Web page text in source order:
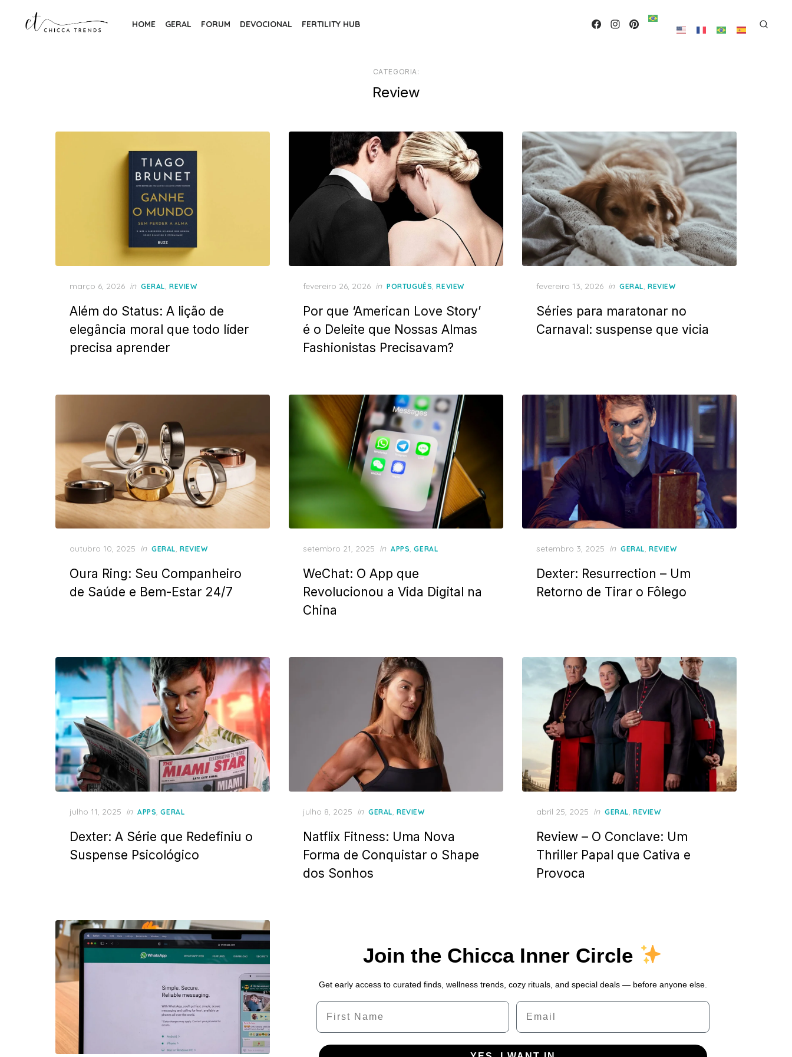
HOME GERAL FORUM DEVOCIONAL FERTILITY HUB
CATEGORIA:
Review
Posted
março 6, 2026 in GERAL, REVIEW
Além do Status: A lição de
elegância moral que todo líder
precisa aprender
Posted
fevereiro 26, 2026 in PORTUGUÊS,REVIEW
Por que ‘American Love Story’
é o Deleite que Nossas Almas
Fashionistas Precisavam?
Posted
fevereiro 13, 2026 in GERAL, REVIEW
Séries para maratonar no
Carnaval: suspense que vicia
Posted
outubro 10, 2025 in GERAL, REVIEW
Oura Ring: Seu Companheiro
de Saúde e Bem-Estar 24/7
Posted
setembro 21, 2025 in APPS,GERAL
WeChat: O App que
Revolucionou a Vida Digital na
China
Posted
setembro 3, 2025 in GERAL, REVIEW
Dexter: Resurrection – Um
Retorno de Tirar o Fôlego
Posted
julho 11, 2025 in APPS,GERAL
Dexter: A Série que Redefiniu o
Suspense Psicológico
Posted
julho 8, 2025 in GERAL, REVIEW
Natflix Fitness: Uma Nova
Forma de Conquistar o Shape
dos Sonhos
Posted
abril 25, 2025 in GERAL, REVIEW
Review – O Conclave: Um
Thriller Papal que Cativa e
Provoca
Join the Chicca Inner Circle
Get early access to curated finds, wellness trends, cozy rituals, and special deals — before anyone else.
Name Email